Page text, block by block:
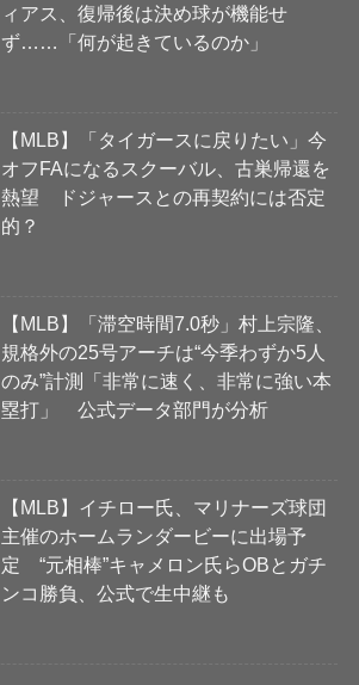
ィアス、復帰後は決め球が機能せ
ず……「何が起きているのか」
【MLB】「タイガースに戻りたい」今
オフFAになるスクーバル、古巣帰還を
熱望 ドジャースとの再契約には否定
的？
【MLB】「滞空時間7.0秒」村上宗隆、
規格外の25号アーチは“今季わずか5人
のみ”計測「非常に速く、非常に強い本
塁打」 公式データ部門が分析
【MLB】イチロー氏、マリナーズ球団
主催のホームランダービーに出場予
定 “元相棒”キャメロン氏らOBとガチ
ンコ勝負、公式で生中継も